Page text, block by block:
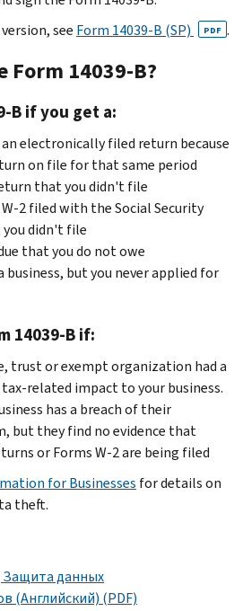
see Form 14039-B (SP) PDF .
Form 14039-B?
B if you get a:
electronically filed return because
on file for that same period
that you didn't file
2 filed with the Social Security
didn't file
that you do not owe
business, but you never applied for
14039-B if:
trust or exempt organization had a
related impact to your business.
has a breach of their
but they find no evidence that
or Forms W-2 are being filed
for Businesses for details on
theft.
Защита данных
(Английский) (PDF)